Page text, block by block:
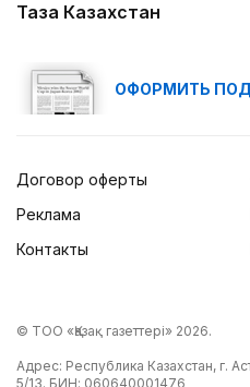
Таза Казахстан
ОФОРМИТЬ
Договор оферты
Реклама
Контакты
© ТОО «Қазақ газеттері» 2026.
Адрес: Республика Казахстан, г.
5/13. БИН: 060640001476